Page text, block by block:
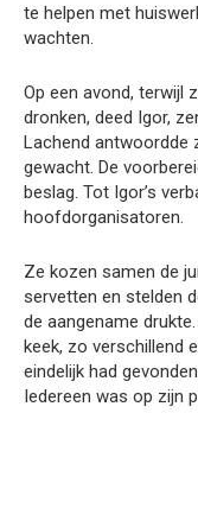
te helpen met
wachten.
Op een avond, terwijl
dronken, deed Igor,
Lachend antwoordde
gewacht. De
beslag. Tot Igor’s
hoofdorganisatoren.
Ze kozen samen de
servetten en stelden
de aangename
keek, zo verschillend
eindelijk had
Iedereen was op zijn